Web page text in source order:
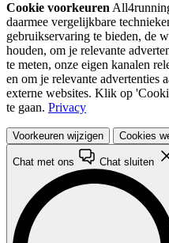
Cookie voorkeuren
daarmee vergelijkbare
gebruikservaring te bieden, de
houden, om je relevante
te meten, onze eigen kanalen
en om je relevante advertenties
externe websites. Klik op
te gaan. Privacy
Voorkeuren wijzigen Cookies
Chat met ons Chat sluiten